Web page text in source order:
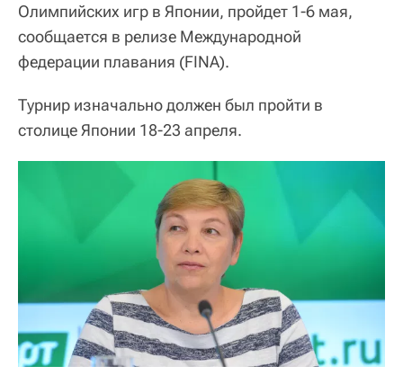
Олимпийских игр в Японии, пройдет 1-6 мая,
сообщается в релизе Международной
федерации плавания (FINA).
Турнир изначально должен был пройти в
столице Японии 18-23 апреля.